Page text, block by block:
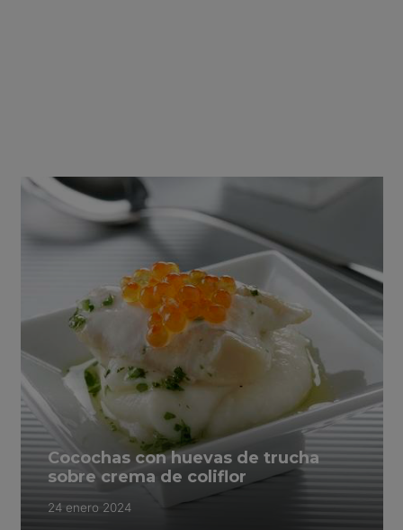
Cocochas con huevas de trucha
sobre crema de coliflor
24 enero 2024